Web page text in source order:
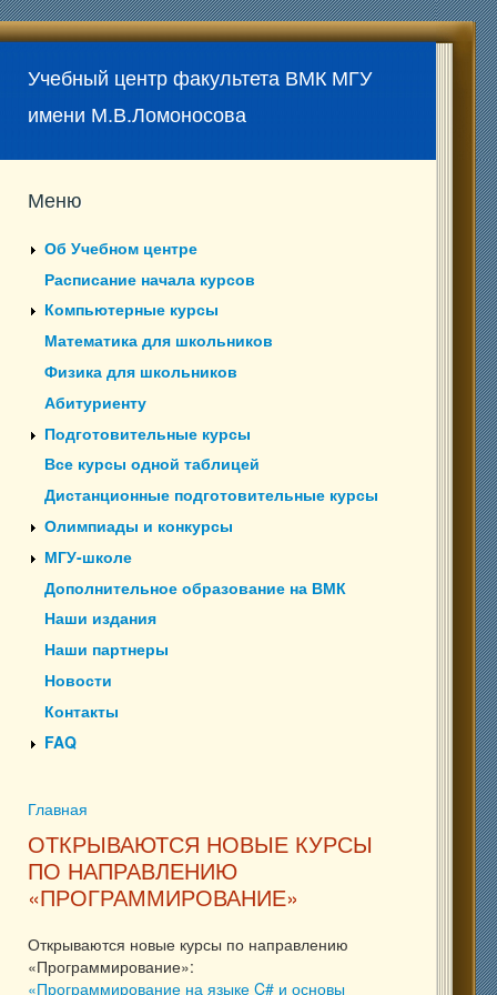
Учебный центр факультета ВМК МГУ
имени М.В.Ломоносова
Меню
Об Учебном центре
Расписание начала курсов
Компьютерные курсы
Математика для школьников
Физика для школьников
Абитуриенту
Подготовительные курсы
Все курсы одной таблицей
Дистанционные подготовительные курсы
Олимпиады и конкурсы
МГУ-школе
Дополнительное образование на ВМК
Наши издания
Наши партнеры
Новости
Контакты
FAQ
Вы здесь
Главная
ОТКРЫВАЮТСЯ НОВЫЕ КУРСЫ
ПО НАПРАВЛЕНИЮ
«ПРОГРАММИРОВАНИЕ»
Открываются новые курсы по направлению
«Программирование»:
«Программирование на языке C# и основы